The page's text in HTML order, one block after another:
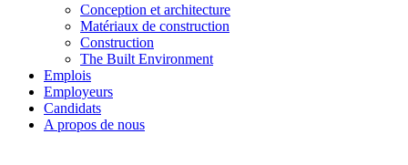
Conception et architecture
Matériaux de construction
Construction
The Built Environment
Emplois
Employeurs
Candidats
A propos de nous